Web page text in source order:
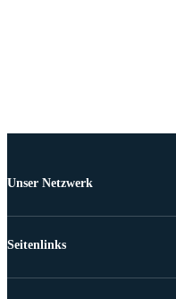
Unser Netzwerk
Seitenlinks